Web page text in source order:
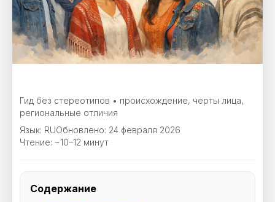
Гид без стереотипов • происхождение, черты лица,
региональные отличия
Язык: RUОбновлено: 24 февраля 2026
Чтение: ~10–12 минут
Содержание